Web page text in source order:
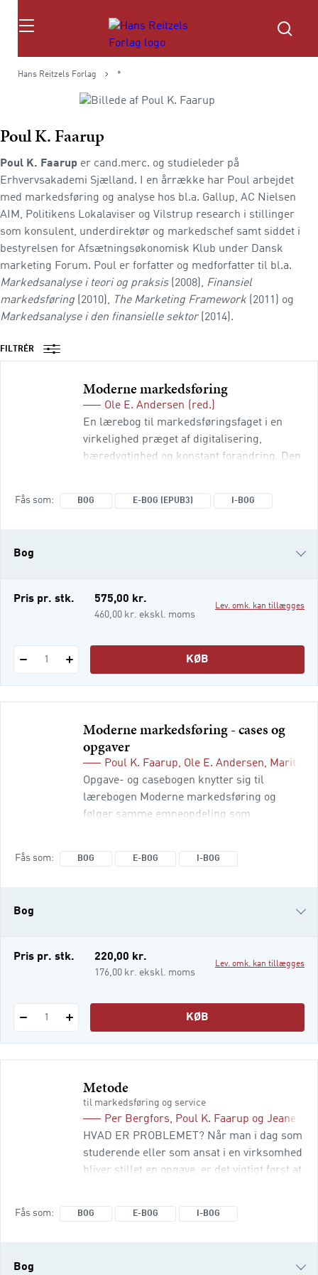
Søg
Hans Reitzels Forlag *
Poul K. Faarup
Poul K. Faarup er cand.merc. og studieleder på
Erhvervsakademi Sjælland. I en årrække har Poul arbejdet
med markedsføring og analyse hos bl.a. Gallup, AC Nielsen
AIM, Politikens Lokalaviser og Vilstrup research i stillinger
som konsulent, underdirektør og markedschef samt siddet i
bestyrelsen for Afsætningsøkonomisk Klub under Dansk
marketing Forum. Poul er forfatter og medforfatter til bl.a.
Markedsanalyse i teori og praksis (2008), Finansiel
markedsføring
(2010), The Marketing Framework (2011) og
Markedsanalyse i den finansielle sektor(2014).
FILTRÉR
Moderne markedsføring
Ole E. Andersen
(red.)
En lærebog til markedsføringsfaget i en
virkelighed præget af digitalisering,
bæredygtighed og konstant forandring. Den
studerende på til at analysere, vurdere og
Fås som BOG E-BOG (EPUB3) I-BOG
Bog
e-bog (epub3)
Pris pr. stk. 575,00 kr.
460,00 kr. ekskl. moms
Lev. omk. kan tillægges
1 KØB
Moderne markedsføring - cases og
opgaver
Poul K. Faarup, Ole E. Andersen, Marit J.
Opgave- og casebogen knytter sig til
lærebogen Moderne markedsføring og
følger samme emneopdeling som
Fås som BOG E-BOG I-BOG
Bog
e-bog
Pris pr. stk. 220,00 kr.
176,00 kr. ekskl. moms
Lev. omk. kan tillægges
1 KØB
Metode
til markedsføring og service
Per Bergfors, Poul K. Faarup og Jeanette
HVAD ER PROBLEMET? Når man i dag som
studerende eller som ansat i en virksomhed
bliver stillet en opgave, er det vigtigt først at
Fås som BOG E-BOG I-BOG
Bog